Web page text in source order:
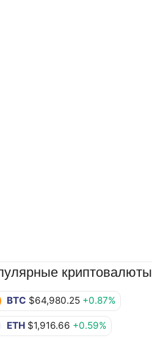
криптовалюты
BTC $64,980.25 +0.87%
ETH $1,916.66 +0.59%